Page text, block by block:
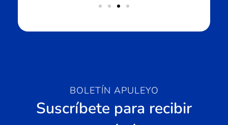
BOLETÍN APULEYO
Suscríbete para recibir